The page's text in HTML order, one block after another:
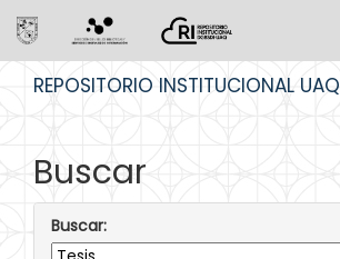
REPOSITORIO INSTITUCIONAL UAQ
Buscar
Buscar: